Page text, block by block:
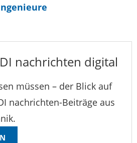
nachrichten digital
müssen – der Blick auf
nachrichten-Beiträge aus